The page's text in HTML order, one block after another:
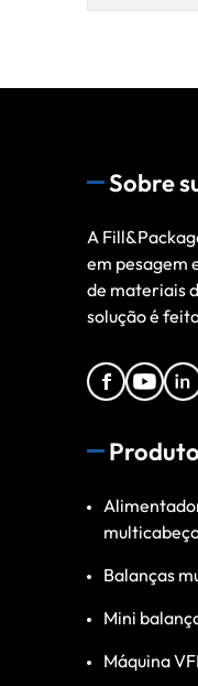
Sobre
A
em pesagem
de materiais
solução é
Balanças
Mini
Máquina